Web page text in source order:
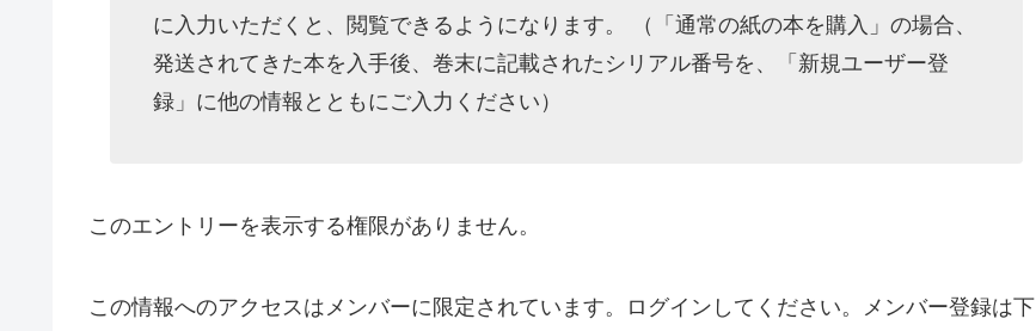
に入力いただくと、閲覧できるようになります。 （「通常の紙の本を購入」の場合、
発送されてきた本を入手後、巻末に記載されたシリアル番号を、「新規ユーザー登
録」に他の情報とともにご入力ください）
このエントリーを表示する権限がありません。
この情報へのアクセスはメンバーに限定されています。ログインしてください。メンバー登録は下